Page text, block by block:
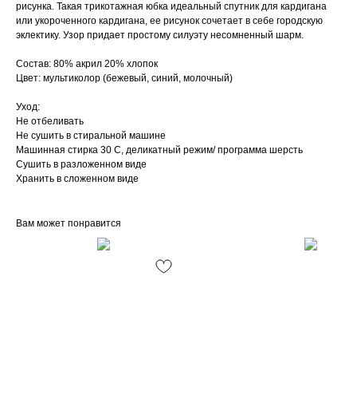
рисунка. Такая трикотажная юбка идеальный спутник для кардигана
или укороченного кардигана, ее рисунок сочетает в себе городскую
эклектику. Узор придает простому силуэту несомненный шарм.
Состав: 80% акрил 20% хлопок
Цвет: мультиколор (бежевый, синий, молочный)
Уход:
Не отбеливать
Не сушить в стиральной машине
Машинная стирка 30 С, деликатный режим/ программа шерсть
Сушить в разложенном виде
Хранить в сложенном виде
Вам может понравится